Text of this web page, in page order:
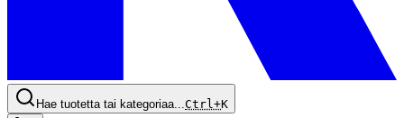
Hae tuotetta tai kategoriaa...Ctrl+K